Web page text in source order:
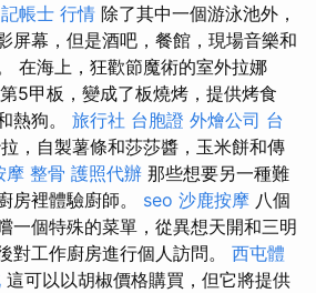
記帳士 行情 除了其中一個游泳池外，
屏幕，但是酒吧，餐館，現場音樂和
在海上，狂歡節魔術的室外拉娜
5甲板，變成了板燒烤，提供烤食
熱狗。 旅行社 台胞證 外燴公司 台
，自製薯條和莎莎醬，玉米餅和傳
摩 整骨 護照代辦 那些想要另一種難
房裡體驗廚師。 seo 沙鹿按摩 八個
一個特殊的菜單，從異想天開和三明
對工作廚房進行個人訪問。 西屯體
這可以以胡椒價格購買，但它將提供